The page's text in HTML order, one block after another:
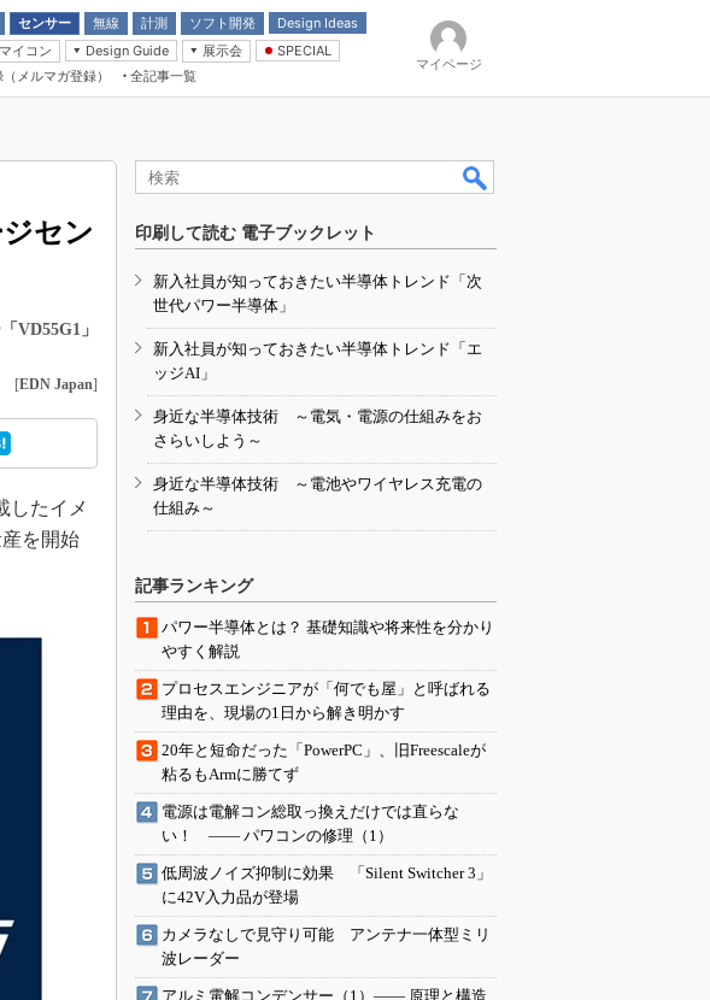
センサー 無線 計測 ソフト開発
Design Ideas
アナログ機能回路
計測とテスト
Wired, Weird
マイコン
Design Guide
展示会
ッジコンピューティング展
ま展
SPECIAL
Microchip情報
メルマガ登録） 全記事一覧
マイページ
セン
VD55G1」
[EDN Japan]
したイメ
を開始
印刷して読む 電子ブックレット
新入社員が知っておきたい半導体トレンド「次
世代パワー半導体」
新入社員が知っておきたい半導体トレンド「エ
ッジAI」
身近な半導体技術 ～電気・電源の仕組みをお
さらいしよう～
身近な半導体技術 ～電池やワイヤレス充電の
仕組み～
記事ランキング
パワー半導体とは？ 基礎知識や将来性を分かり
やすく解説
プロセスエンジニアが「何でも屋」と呼ばれる
理由を、現場の1日から解き明かす
20年と短命だった「PowerPC」、旧Freescaleが
粘るもArmに勝てず
電源は電解コン総取っ換えだけでは直らな
い！ ―― パワコンの修理（1）
低周波ノイズ抑制に効果 「Silent Switcher 3」
に42V入力品が登場
カメラなしで見守り可能 アンテナ一体型ミリ
波レーダー
アルミ電解コンデンサー（1）―― 原理と構造